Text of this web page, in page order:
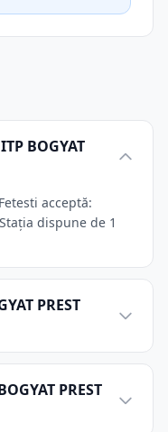
BOGYAT
acceptă:
dispune de 1
PREST
PREST